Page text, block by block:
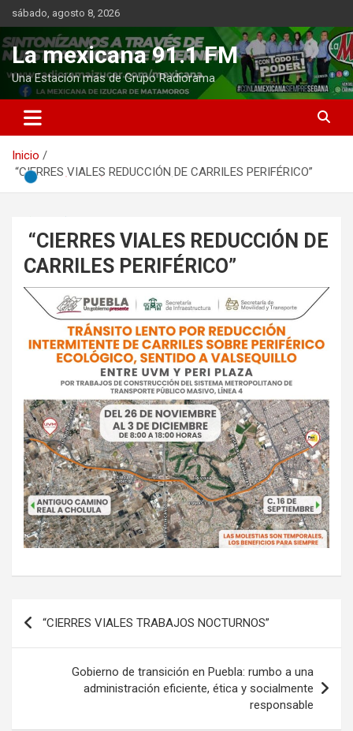
Saltar
al
contenido
sábado, agosto 8, 2026
La mexicana 91.1 FM
Una Estación mas de Grupo Radiorama
Inicio
“CIERRES VIALES REDUCCIÓN DE CARRILES PERIFÉRICO”
“CIERRES VIALES REDUCCIÓN DE
CARRILES PERIFÉRICO”
Navegación
de
entradas
“CIERRES VIALES TRABAJOS NOCTURNOS”
Gobierno de transición en Puebla: rumbo a una
administración eficiente, ética y socialmente
responsable